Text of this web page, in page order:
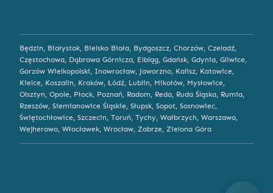
Będzin, Białystok, Bielsko Biała, Bydgoszcz, Chorzów, Czeladź,
Częstochowa, Dąbrowa Górnicza, Elbląg, Gdańsk, Gdynia, Gliwice,
Gorzów Wielkopolski, Inowrocław, Jaworzno, Kalisz, Katowice,
Kielce, Koszalin, Kraków, Łódź, Lublin, Mikołów, Mysłowice,
Olsztyn, Opole, Płock, Poznań, Radom, Reda, Ruda Śląska, Rumia,
Rzeszów, Siemianowice Śląskie, Słupsk, Sopot, Sosnowiec,
Świętochłowice, Szczecin, Toruń, Tychy, Wałbrzych, Warszawa,
Wejherowo, Włocławek, Wrocław, Zabrze, Zielona Góra